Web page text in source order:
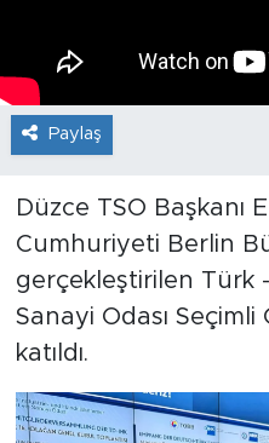
Paylaş
Düzce TSO Başkanı
Cumhuriyeti Berlin
gerçekleştirilen Türk
Sanayi Odası Seçimli
katıldı.